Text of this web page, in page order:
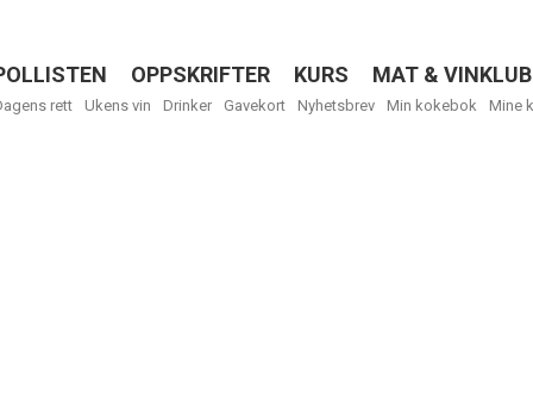
OPPSKRIFTER KURS MAT &
rett Ukens vin Drinker Gavekort Nyhetsbrev Min kokebok Mine